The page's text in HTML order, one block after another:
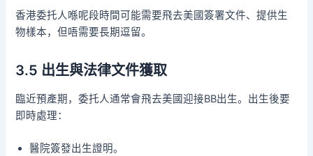
香港委托人喺呢段時間可能需要飛去美國簽署文件、提供生
物樣本，但唔需要長期逗留。
3.5 出生與法律文件獲取
臨近預產期，委托人通常會飛去美國迎接BB出生。出生後要
即時處理：
醫院簽發出生證明。